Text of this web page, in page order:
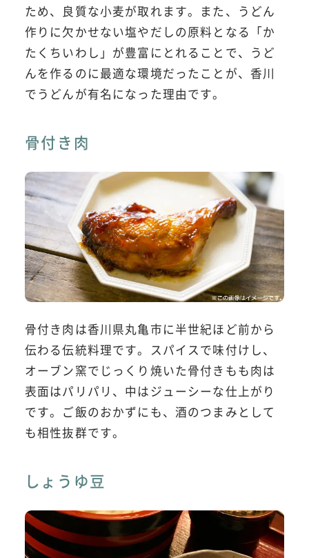
ため、良質な小麦が取れます。また、うどん
作りに欠かせない塩やだしの原料となる「か
たくちいわし」が豊富にとれることで、うど
んを作るのに最適な環境だったことが、香川
でうどんが有名になった理由です。
骨付き肉
骨付き肉は香川県丸亀市に半世紀ほど前から
伝わる伝統料理です。スパイスで味付けし、
オーブン窯でじっくり焼いた骨付きもも肉は
表面はパリパリ、中はジューシーな仕上がり
です。ご飯のおかずにも、酒のつまみとして
も相性抜群です。
しょうゆ豆